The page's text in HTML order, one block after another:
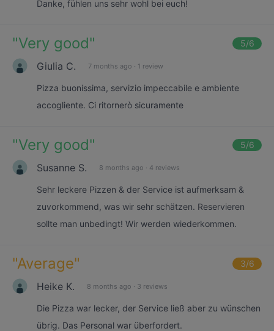
Danke, fühlen uns sehr wohl bei euch!
"Very good" 5/6
Giulia C. 7 months ago · 1 review
Pizza buonissima, servizio impeccabile e ambiente
accogliente. Ci ritornerò sicuramente
"Very good" 5/6
Susanne S. 8 months ago · 4 reviews
Sehr leckere Pizzen & der Service ist aufmerksam &
zuvorkommend, was wir sehr schätzen. Reservieren
sollte man unbedingt! Wir werden wiederkommen.
"Average" 3/6
Heike K. 8 months ago · 3 reviews
Die Pizza war lecker, der Service ließ aber zu wünschen
übrig. Das Personal war überfordert.